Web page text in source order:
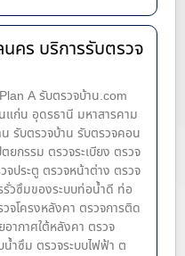
คร บริการรับตรวจ
A รับตรวจบ้าน.com
แก่น อุดรธานี มหาสารคาม
รับตรวจบ้าน รับตรวจคอน
ยกรรม ตรวจระเบียง ตรวจ
ประตู ตรวจหน้าต่าง​ ตรวจ
รั่วซึมของระบบท่อน้ำ​ดี ท่อ
จโครงหลังคา ตรวจการติด
อากาศใต้หลังคา ตรวจ
ำซึม ตรวจระบบไฟฟ้า ต